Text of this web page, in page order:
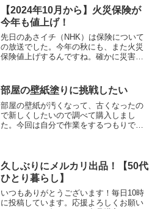
る前に、今が一番お得なスマホの賢い買
い時を解説。
【2024年10月から】火災保険が
今年も値上げ！
先日のあさイチ（NHK）は保険について
の放送でした。今年の秋にも、また火災
保険値上げするんですね。確かに災害が
そうです。私も来年、火災保険が切り替
えなので考えなけれ...
部屋の壁紙塗りに挑戦したい
部屋の壁紙が汚くなって、古くなったの
で新しくしたいので調べて購入しまし
た。今回は自分で作業をするつもりで
ってある壁紙の上に塗るタイ...
久しぶりにメルカリ出品！【50代
ひとり暮らし】
いつもありがとうございます！毎日10時
に投稿しています。応援よろしくお願い